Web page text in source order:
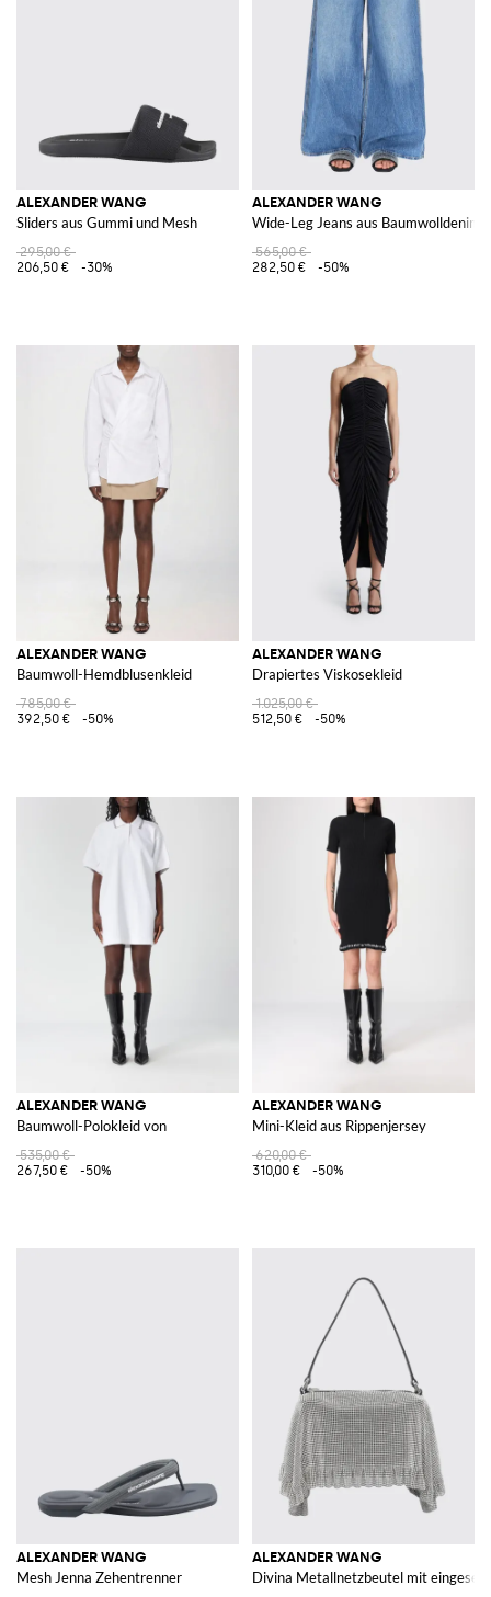
ALEXANDER WANG
Sliders aus Gummi und Mesh
295,00 €
206,50 €
-30%
ALEXANDER WANG
Wide-Leg Jeans aus Baumwolldenim
565,00 €
282,50 €
-50%
ALEXANDER WANG
Baumwoll-Hemdblusenkleid
785,00 €
392,50 €
-50%
ALEXANDER WANG
Drapiertes Viskosekleid
1.025,00 €
512,50 €
-50%
ALEXANDER WANG
Baumwoll-Polokleid von
535,00 €
267,50 €
-50%
ALEXANDER WANG
Mini-Kleid aus Rippenjersey
620,00 €
310,00 €
-50%
ALEXANDER WANG
Mesh Jenna Zehentrenner
ALEXANDER WANG
Divina Metallnetzbeutel mit